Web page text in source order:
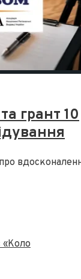
грант 10
«Коло